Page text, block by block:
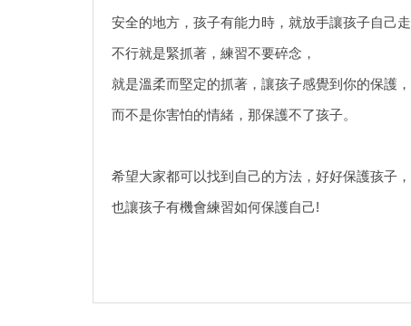
安全的地方，孩子有能力時，就放手讓孩子自己走
不行就是緊抓著，練習不要碎念，
就是溫柔而堅定的抓著，讓孩子感覺到你的保護，
而不是你害怕的情緒，那保護不了孩子。
希望大家都可以找到自己的方法，好好保護孩子，
也讓孩子有機會練習如何保護自己!